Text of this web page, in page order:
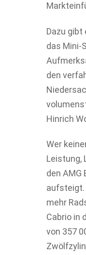
Dazu gibt
das Mini-
den
Hinrich
Wer
Leistung,
den AMG
aufsteigt.
mehr
Cabrio in
von 357